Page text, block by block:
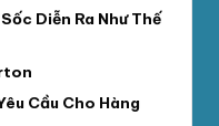
Diễn Ra Như Thế
Cầu Cho Hàng